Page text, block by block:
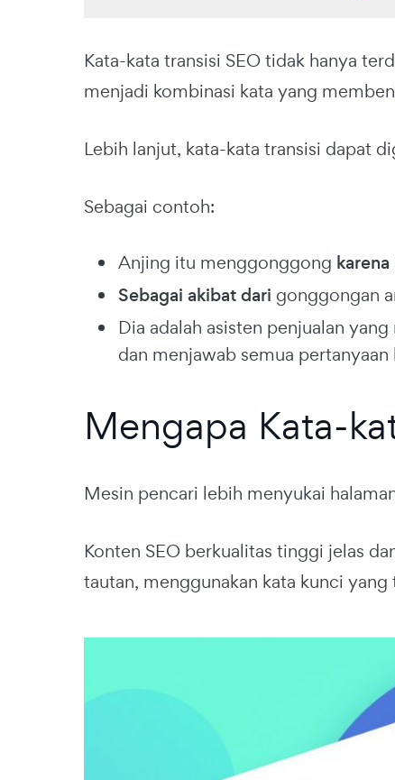
Kata-kata transisi SEO tidak hanya
menjadi kombinasi kata yang
Lebih lanjut, kata-kata transisi dapat
Sebagai contoh:
Anjing itu menggonggong karena
Sebagai akibat dari gonggongan
Dia adalah asisten penjualan
dan menjawab semua pertanyaan
Mengapa Kata-
Mesin pencari lebih menyukai
Konten SEO berkualitas tinggi jelas
tautan, menggunakan kata kunci